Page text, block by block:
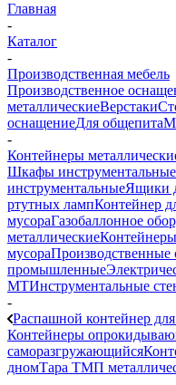
Главная
-
Каталог
-
Производственная мебель
Производственное
металлическиеВерстаки
оснащениеДля общепита
-
Контейнеры
Шкафы инструментальные
инструментальныеЯщики
ртутных лампКонтейнер
мусораГазобаллонное
металлические
мусораПроизводственные
промышленные
МТИнструментальные
-
Распашной контейнер
Контейнеры
саморазгружающийся
дномТара ТМП